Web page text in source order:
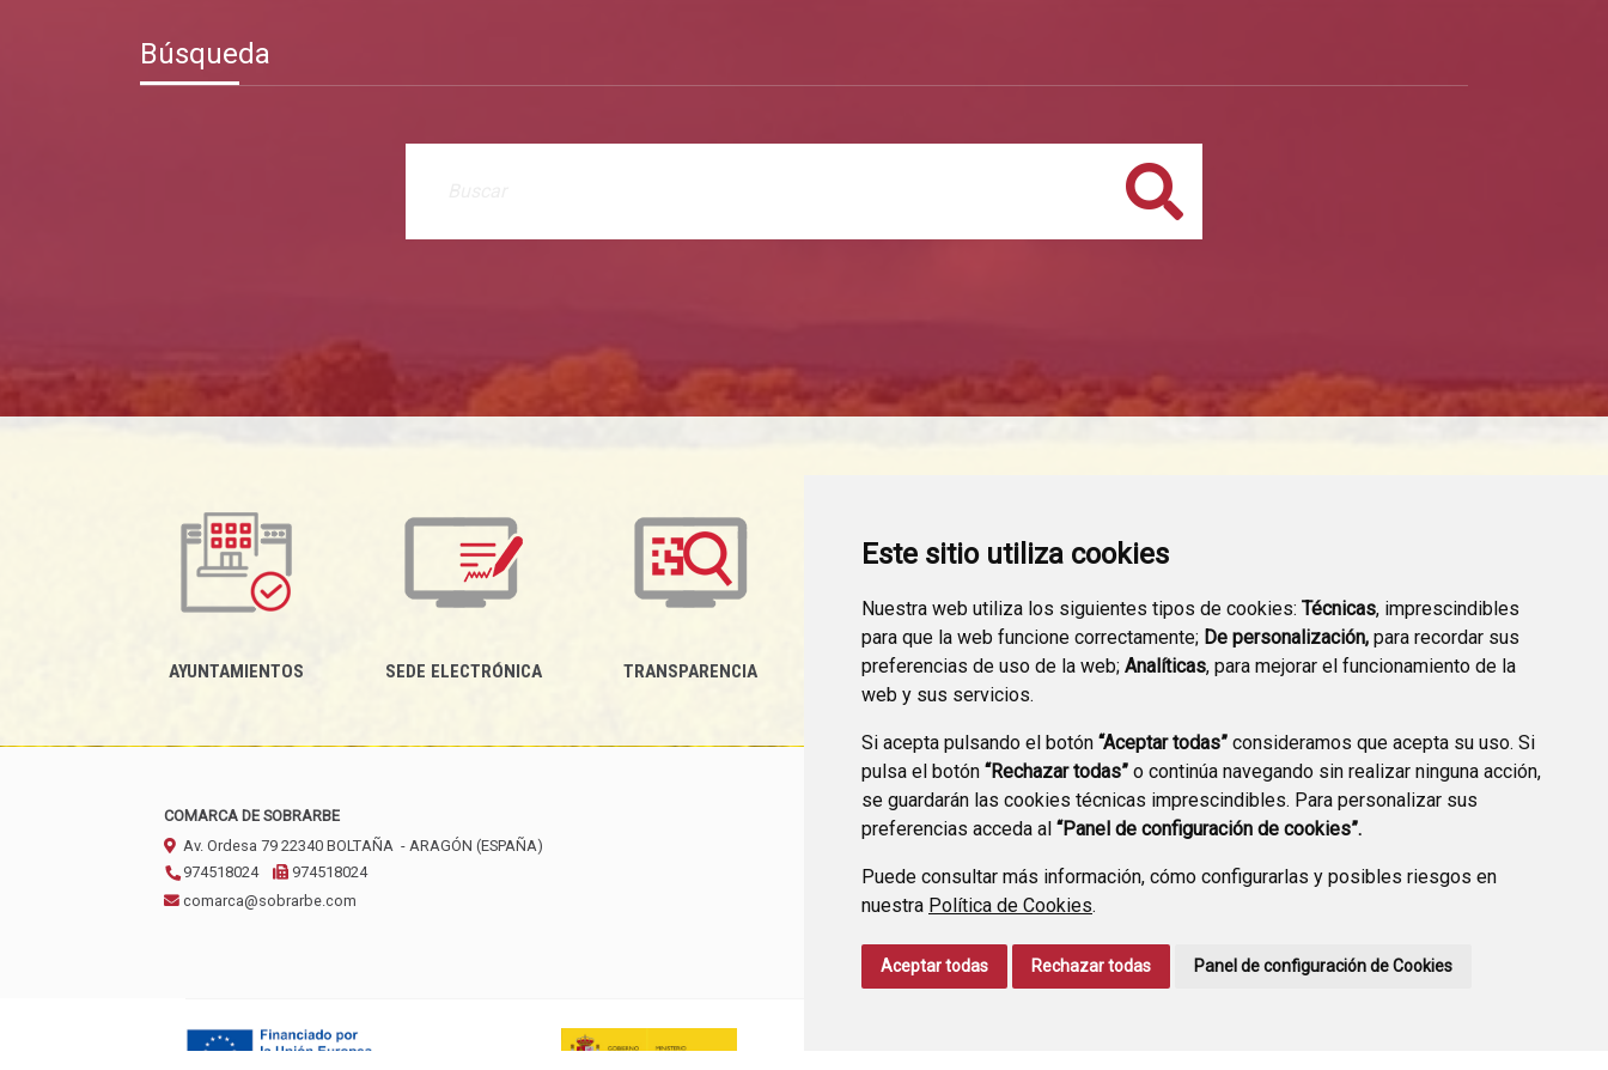
Este sitio utiliza cookies
Nuestra web utiliza los siguientes tipos de cookies: Técnicas, imprescindibles
para que la web funcione correctamente; De personalización, para recordar sus
preferencias de uso de la web; Analíticas, para mejorar el funcionamiento de la
web y sus servicios.
Si acepta pulsando el botón “Aceptar todas” consideramos que acepta su uso. Si
pulsa el botón “Rechazar todas” o continúa navegando sin realizar ninguna acción,
se guardarán las cookies técnicas imprescindibles. Para personalizar sus
preferencias acceda al “Panel de configuración de cookies”.
Puede consultar más información, cómo configurarlas y posibles riesgos en
nuestra Política de Cookies.
Aceptar todas Rechazar todas Panel de configuración de Cookies
Búsqueda
Buscar
AYUNTAMIENTOS SEDE ELECTRÓNICA TRANSPARENCIA MEDIDAS ANTIFRAUDE PERFIL CONTRATANTE
COMARCA DE SOBRARBE
Av. Ordesa 79 22340 BOLTAÑA - ARAGÓN (ESPAÑA)
974518024
974518024
comarca@sobrarbe.com
CONTACTO POLÍTICA DE PRIVACIDAD